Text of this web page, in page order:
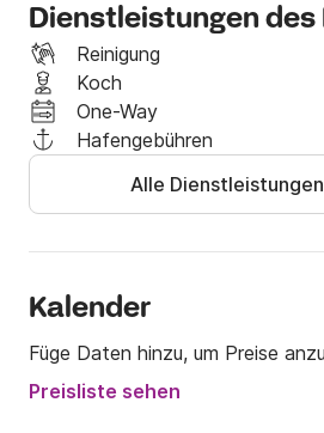
Das Erstaunliche an diesem Boot
leicht zu steuern ist, es gleitet
Verpassen Sie nicht diese
unserer immer zuverlässigen
kontaktiert uns über Click&Boat
Dienstleistungen des
Reinigung
Koch
One-Way
Hafengebühren
Alle
Kalender
Füge Daten hinzu, um Preise
Preisliste sehen